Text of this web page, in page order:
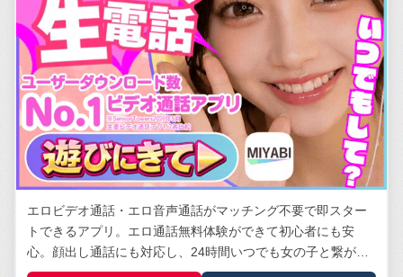
エロビデオ通話・エロ音声通話がマッチング不要で即スター
トできるアプリ。エロ通話無料体験ができて初心者にも安
心。顔出し通話にも対応し、24時間いつでも女の子と繋がれ
る。安全管理体制は業界トップクラス。